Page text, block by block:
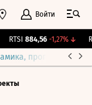
Войти
RTSI 884,56 -1,27%↓
прогнозы